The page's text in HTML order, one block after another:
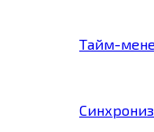
Тайм-